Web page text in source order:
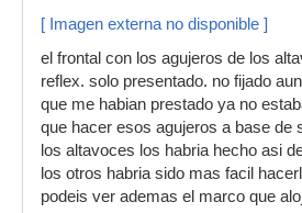
[ Imagen externa no disponible ]
el frontal con los agujeros de los
reflex. solo presentado. no fijado
que me habian prestado ya no
que hacer esos agujeros a base de
los altavoces los habria hecho asi
los otros habria sido mas facil
podeis ver ademas el marco que